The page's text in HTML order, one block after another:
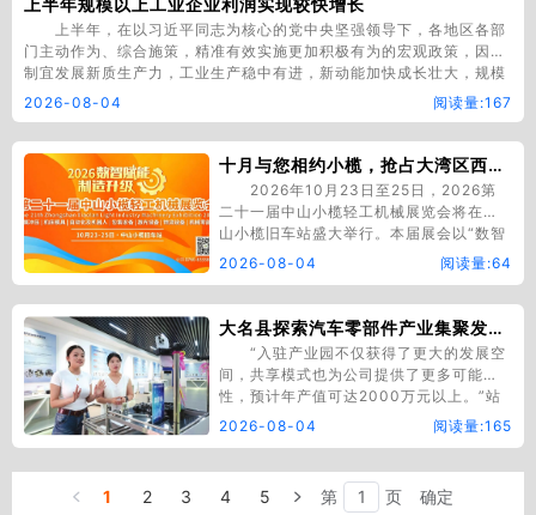
关税大幅上涨。一、…
上半年，在以习近平同志为核心的党中央坚强领导下，各地区各部
门主动作为、综合施策，精准有效实施更加积极有为的宏观政策，因地
制宜发展新质生产力，工业生产稳中有进，新动能加快成长壮大，规模
以上工业企业利润实现较快增长。 工业企业利润较快增长。上半
年，在工业生产稳定增长、工业品价格持续回升的背景下，规…
2026-08-04 阅读量:167
十月与您相约小榄，抢占大湾区西岸“工业装备＋五金机电”行业采购盛会先机
2026年10月23日至25日，2026第
二十一届中山小榄轻工机械展览会将在中
山小榄旧车站盛大举行。本届展会以“数智
赋能·制造升级”为主题，预计展出面积达
10000平方米，参展品牌300余家，展出
西岸最具影响力的“工业装备＋五金机
电”行业采购盛会。目前展会…
2026-08-04 阅读量:64
大名县探索汽车零部件产业集聚发展新路径
“入驻产业园不仅获得了更大的发展空
间，共享模式也为公司提供了更多可能
性，预计年产值可达2000万元以上。”站
在自己4300平方米的独立厂房里，郸伊机
械有限公司负责人陈鹏，语气里透着过去
汽车底盘零件的公司从浙江迁到大名，与
另外三家企业挤在一处2000多平方米的
2026-08-04 阅读量:165
1 2 3 4 5 第 页 确定